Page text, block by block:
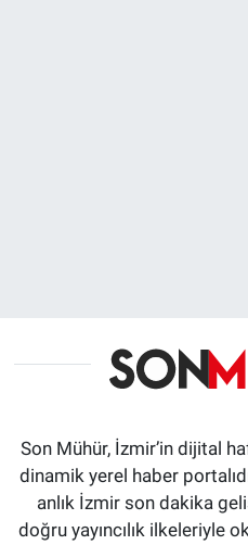
Son Mühür, İzmir’in dijital
dinamik yerel haber
anlık İzmir son dakika
doğru yayıncılık ilkeleriyle